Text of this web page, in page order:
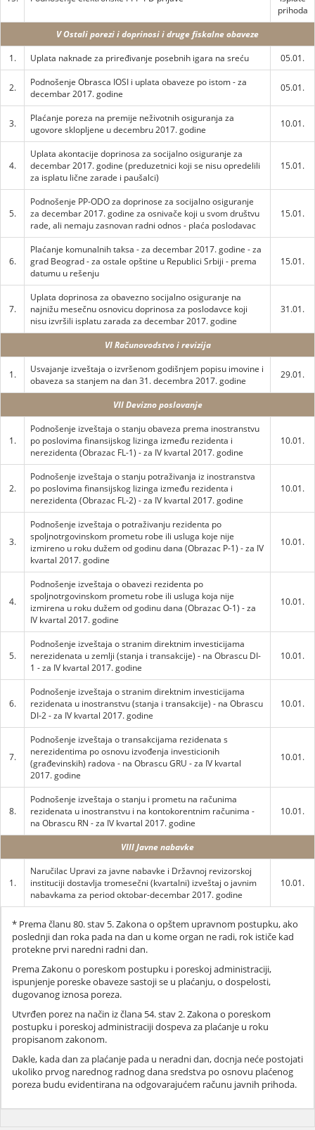
prihoda
V Ostali porezi i doprinosi i druge fiskalne obaveze
1.
Uplata naknade za priređivanje posebnih igara na sreću 05.01.
2.
Podnošenje Obrasca IOSI i uplata obaveze po istom - za
decembar 2017. godine
05.01.
3.
Plaćanje poreza na premije neživotnih osiguranja za
ugovore sklopljene u decembru 2017. godine
10.01.
4.
Uplata akontacije doprinosa za socijalno osiguranje za
decembar 2017. godine (preduzetnici koji se nisu opredelili
za isplatu lične zarade i paušalci)
15.01.
5.
Podnošenje PP-ODO za doprinose za socijalno osiguranje
za decembar 2017. godine za osnivače koji u svom društvu
rade, ali nemaju zasnovan radni odnos - plaća poslodavac
15.01.
6.
Plaćanje komunalnih taksa - za decembar 2017. godine - za
grad Beograd - za ostale opštine u Republici Srbiji - prema
datumu u rešenju
15.01.
7.
Uplata doprinosa za obavezno socijalno osiguranje na
najnižu mesečnu osnovicu doprinosa za poslodavce koji
nisu izvršili isplatu zarada za decembar 2017. godine
31.01.
VI Računovodstvo i revizija
1.
Usvajanje izveštaja o izvršenom godišnjem popisu imovine i
obaveza sa stanjem na dan 31. decembra 2017. godine
29.01.
VII Devizno poslovanje
1.
Podnošenje izveštaja o stanju obaveza prema inostranstvu
po poslovima finansijskog lizinga između rezidenta i
nerezidenta (Obrazac FL-1) - za IV kvartal 2017. godine
10.01.
2.
Podnošenje izveštaja o stanju potraživanja iz inostranstva
po poslovima finansijskog lizinga između rezidenta i
nerezidenta (Obrazac FL-2) - za IV kvartal 2017. godine
10.01.
3.
Podnošenje izveštaja o potraživanju rezidenta po
spoljnotrgovinskom prometu robe ili usluga koje nije
izmireno u roku dužem od godinu dana (Obrazac P-1) - za IV
kvartal 2017. godine
10.01.
4.
Podnošenje izveštaja o obavezi rezidenta po
spoljnotrgovinskom prometu robe ili usluga koja nije
izmirena u roku dužem od godinu dana (Obrazac O-1) - za
IV kvartal 2017. godine
10.01.
5.
Podnošenje izveštaja o stranim direktnim investicijama
nerezidenata u zemlji (stanja i transakcije) - na Obrascu DI-
1 - za IV kvartal 2017. godine
10.01.
6.
Podnošenje izveštaja o stranim direktnim investicijama
rezidenata u inostranstvu (stanja i transakcije) - na Obrascu
DI-2 - za IV kvartal 2017. godine
10.01.
7.
Podnošenje izveštaja o transakcijama rezidenata s
nerezidentima po osnovu izvođenja investicionih
(građevinskih) radova - na Obrascu GRU - za IV kvartal
2017. godine
10.01.
8.
Podnošenje izveštaja o stanju i prometu na računima
rezidenata u inostranstvu i na kontokorentnim računima -
na Obrascu RN - za IV kvartal 2017. godine
10.01.
VIII Javne nabavke
1.
Naručilac Upravi za javne nabavke i Državnoj revizorskoj
instituciji dostavlja tromesečni (kvartalni) izveštaj o javnim
nabavkama za period oktobar-decembar 2017. godine
10.01.
* Prema članu 80. stav 5. Zakona o opštem upravnom postupku, ako
poslednji dan roka pada na dan u kome organ ne radi, rok ističe kad
protekne prvi naredni radni dan.
Prema Zakonu o poreskom postupku i poreskoj administraciji,
ispunjenje poreske obaveze sastoji se u plaćanju, o dospelosti,
dugovanog iznosa poreza.
Utvrđen porez na način iz člana 54. stav 2. Zakona o poreskom
postupku i poreskoj administraciji dospeva za plaćanje u roku
propisanom zakonom.
Dakle, kada dan za plaćanje pada u neradni dan, docnja neće postojati
ukoliko prvog narednog radnog dana sredstva po osnovu plaćenog
poreza budu evidentirana na odgovarajućem računu javnih prihoda.